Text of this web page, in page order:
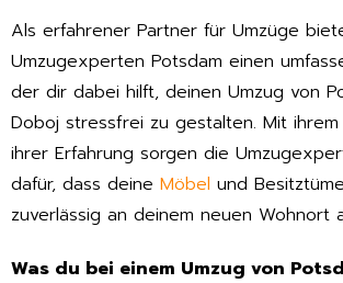
Als erfahrener Partner für Umzüge
Umzugexperten Potsdam einen
der dir dabei hilft, deinen Umzug von
Doboj stressfrei zu gestalten. Mit ihrem
ihrer Erfahrung sorgen die
dafür, dass deine Möbel und
zuverlässig an deinem neuen Wohnort
Was du bei einem Umzug von